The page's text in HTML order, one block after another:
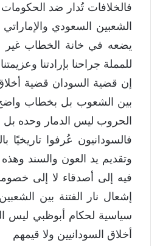
فالخلافات تُدار ضد
الشعبين السعودي
يضعه في خانة الخطاب غير
للمملة جراحنا بإرادتنا
إن قضية السودان قضية أخلاق
بين الشعوب بل بخطاب
الحروب ليس الدمار وحده بل
فالسودانيون عُرفوا
وتقديم يد العون والسند
فيه إلى أصدقاء لا إلى
إشعال نار الفتنة بين
سياسية لحكام أبوظبي ليس
أخلاق السودانيين ولا قيمهم